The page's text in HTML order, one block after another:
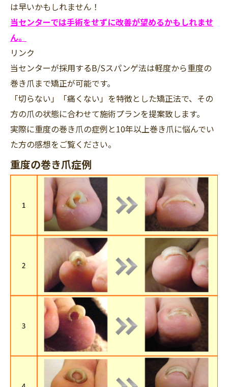
は早いかもしれません！
当センターでは手術をせずに改善が望めるかもしれませ
ん。
リンク
当センターが採用するB/Sスパンゲ法は軽度から重度の
巻き爪まで矯正が可能です。
「切らない」「痛くない」を特徴とした矯正法で、その
方の爪の状態に合わせて施術プランを提案致します。
実際に重度の巻き爪の症例と10年以上巻き爪に悩んでい
た方の感想をご覧ください。
重度の巻き爪症例